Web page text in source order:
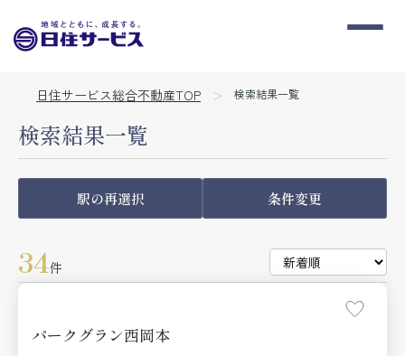
日住サービス総合不動産TOP 検索結果一覧
検索結果一覧
駅の再選択 条件変更
34件
パークグラン西岡本